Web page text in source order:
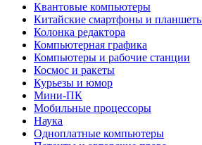
Квантовые компьютеры
Китайские смартфоны и
Колонка редактора
Компьютерная графика
Компьютеры и рабочие станции
Космос и ракеты
Курьезы и юмор
Мини-ПК
Мобильные процессоры
Наука
Одноплатные компьютеры